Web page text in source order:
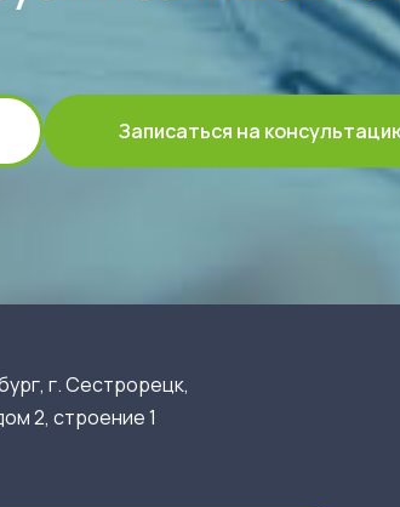
Записаться на
г. Сестрорецк,
2, строение 1